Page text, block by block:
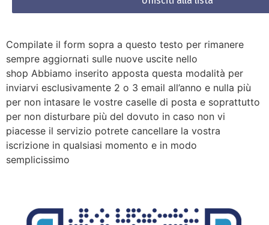
Compilate il form sopra a questo testo per rimanere
sempre aggiornati sulle nuove uscite nello
shop Abbiamo inserito apposta questa modalità per
inviarvi esclusivamente 2 o 3 email all’anno e nulla più
per non intasare le vostre caselle di posta e soprattutto
per non disturbare più del dovuto in caso non vi
piacesse il servizio potrete cancellare la vostra
iscrizione in qualsiasi momento e in modo
semplicissimo